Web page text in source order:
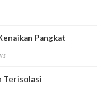
Pangkat
Terisolasi